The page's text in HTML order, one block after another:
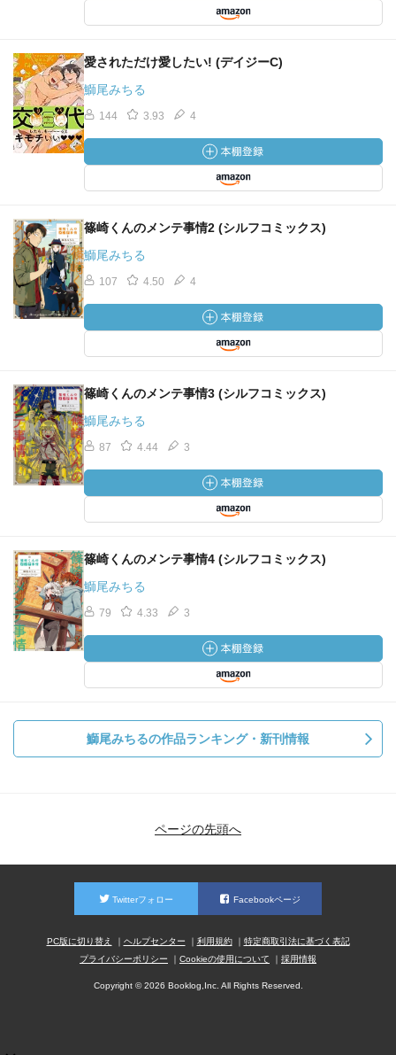
愛されただけ愛したい! (デイジーC)
鰤尾みちる
144 3.93 4
篠崎くんのメンテ事情2 (シルフコミックス)
鰤尾みちる
107 4.50 4
篠崎くんのメンテ事情3 (シルフコミックス)
鰤尾みちる
87 4.44 3
篠崎くんのメンテ事情4 (シルフコミックス)
鰤尾みちる
79 4.33 3
鰤尾みちるの作品ランキング・新刊情報
ページの先頭へ
Twitterフォロー Facebookページ
PC版に切り替え ヘルプセンター 利用規約
特定商取引法に基づく表記
プライバシーポリシー
Cookieの使用について 採用情報
Copyright © 2026 Booklog,Inc. All Rights Reserved.